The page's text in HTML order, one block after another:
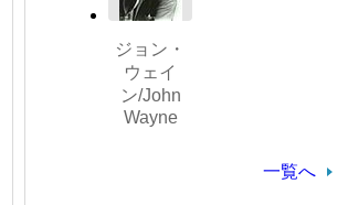
ジョン・
ウェイ
ン/John
Wayne
一覧へ